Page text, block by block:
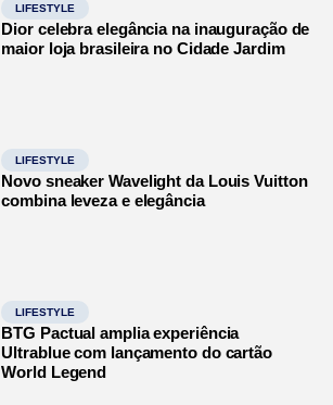
LIFESTYLE
Dior celebra elegância na inauguração de
maior loja brasileira no Cidade Jardim
LIFESTYLE
Novo sneaker Wavelight da Louis Vuitton
combina leveza e elegância
LIFESTYLE
BTG Pactual amplia experiência
Ultrablue com lançamento do cartão
World Legend